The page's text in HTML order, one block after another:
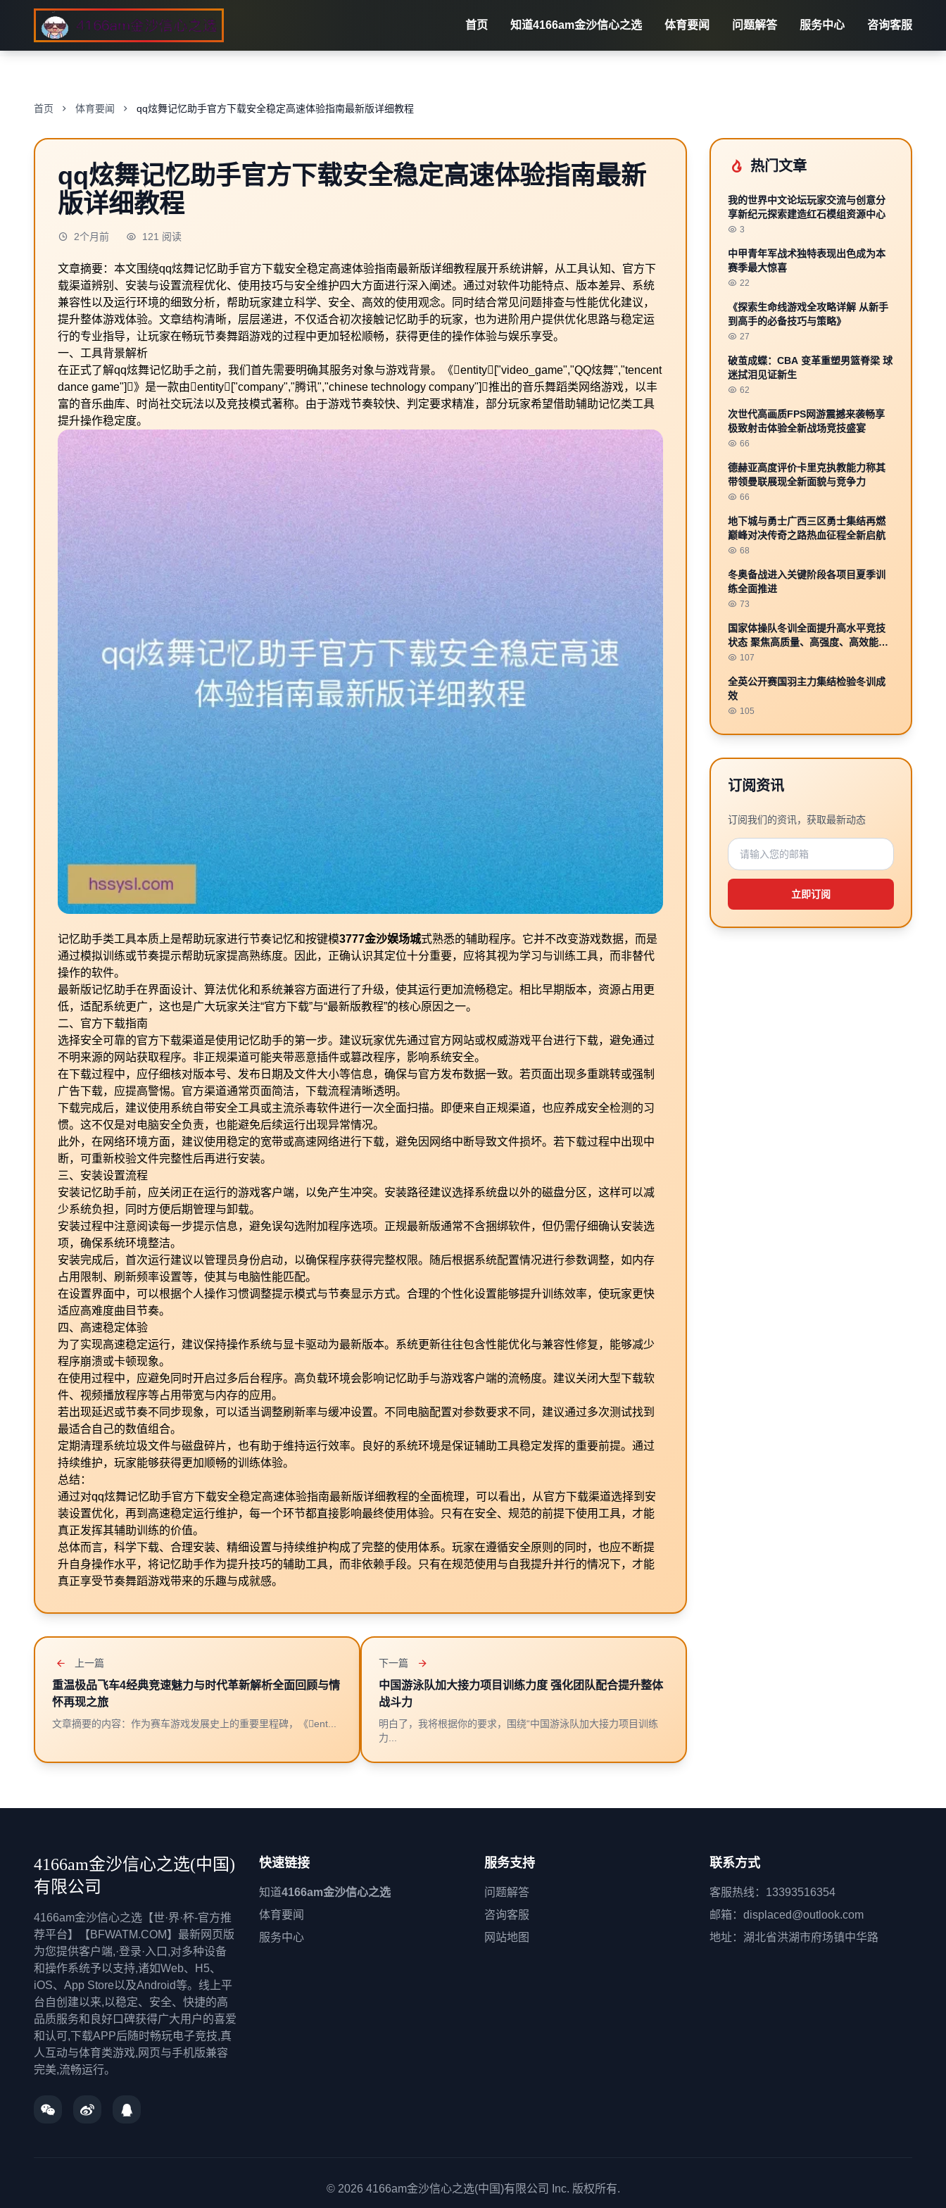
首页 知道4166am金沙信心之选 体育要闻 问题解答 服务中心 咨询客服
首页 体育要闻 qq炫舞记忆助手官方下载安全稳定高速体验指南最新版详细教程
qq炫舞记忆助手官方下载安全稳定高速体验指南最新
版详细教程
2个月前 121 阅读
文章摘要：本文围绕qq炫舞记忆助手官方下载安全稳定高速体验指南最新版详细教程展开系统讲解，从工具认知、官方下
载渠道辨别、安装与设置流程优化、使用技巧与安全维护四大方面进行深入阐述。通过对软件功能特点、版本差异、系统
兼容性以及运行环境的细致分析，帮助玩家建立科学、安全、高效的使用观念。同时结合常见问题排查与性能优化建议，
提升整体游戏体验。文章结构清晰，层层递进，不仅适合初次接触记忆助手的玩家，也为进阶用户提供优化思路与稳定运
行的专业指导，让玩家在畅玩节奏舞蹈游戏的过程中更加轻松顺畅，获得更佳的操作体验与娱乐享受。
一、工具背景解析
在正式了解qq炫舞记忆助手之前，我们首先需要明确其服务对象与游戏背景。《entity["video_game","QQ炫舞","tencent
dance game"]》是一款由entity["company","腾讯","chinese technology company"]推出的音乐舞蹈类网络游戏，以丰
富的音乐曲库、时尚社交玩法以及竞技模式著称。由于游戏节奏较快、判定要求精准，部分玩家希望借助辅助记忆类工具
提升操作稳定度。
记忆助手类工具本质上是帮助玩家进行节奏记忆和按键模3777金沙娱场城式熟悉的辅助程序。它并不改变游戏数据，而是
通过模拟训练或节奏提示帮助玩家提高熟练度。因此，正确认识其定位十分重要，应将其视为学习与训练工具，而非替代
操作的软件。
最新版记忆助手在界面设计、算法优化和系统兼容方面进行了升级，使其运行更加流畅稳定。相比早期版本，资源占用更
低，适配系统更广，这也是广大玩家关注“官方下载”与“最新版教程”的核心原因之一。
二、官方下载指南
选择安全可靠的官方下载渠道是使用记忆助手的第一步。建议玩家优先通过官方网站或权威游戏平台进行下载，避免通过
不明来源的网站获取程序。非正规渠道可能夹带恶意插件或篡改程序，影响系统安全。
在下载过程中，应仔细核对版本号、发布日期及文件大小等信息，确保与官方发布数据一致。若页面出现多重跳转或强制
广告下载，应提高警惕。官方渠道通常页面简洁，下载流程清晰透明。
下载完成后，建议使用系统自带安全工具或主流杀毒软件进行一次全面扫描。即便来自正规渠道，也应养成安全检测的习
惯。这不仅是对电脑安全负责，也能避免后续运行出现异常情况。
此外，在网络环境方面，建议使用稳定的宽带或高速网络进行下载，避免因网络中断导致文件损坏。若下载过程中出现中
断，可重新校验文件完整性后再进行安装。
三、安装设置流程
安装记忆助手前，应关闭正在运行的游戏客户端，以免产生冲突。安装路径建议选择系统盘以外的磁盘分区，这样可以减
少系统负担，同时方便后期管理与卸载。
安装过程中注意阅读每一步提示信息，避免误勾选附加程序选项。正规最新版通常不含捆绑软件，但仍需仔细确认安装选
项，确保系统环境整洁。
安装完成后，首次运行建议以管理员身份启动，以确保程序获得完整权限。随后根据系统配置情况进行参数调整，如内存
占用限制、刷新频率设置等，使其与电脑性能匹配。
在设置界面中，可以根据个人操作习惯调整提示模式与节奏显示方式。合理的个性化设置能够提升训练效率，使玩家更快
适应高难度曲目节奏。
四、高速稳定体验
为了实现高速稳定运行，建议保持操作系统与显卡驱动为最新版本。系统更新往往包含性能优化与兼容性修复，能够减少
程序崩溃或卡顿现象。
在使用过程中，应避免同时开启过多后台程序。高负载环境会影响记忆助手与游戏客户端的流畅度。建议关闭大型下载软
件、视频播放程序等占用带宽与内存的应用。
若出现延迟或节奏不同步现象，可以适当调整刷新率与缓冲设置。不同电脑配置对参数要求不同，建议通过多次测试找到
最适合自己的数值组合。
定期清理系统垃圾文件与磁盘碎片，也有助于维持运行效率。良好的系统环境是保证辅助工具稳定发挥的重要前提。通过
持续维护，玩家能够获得更加顺畅的训练体验。
总结：
通过对qq炫舞记忆助手官方下载安全稳定高速体验指南最新版详细教程的全面梳理，可以看出，从官方下载渠道选择到安
装设置优化，再到高速稳定运行维护，每一个环节都直接影响最终使用体验。只有在安全、规范的前提下使用工具，才能
真正发挥其辅助训练的价值。
总体而言，科学下载、合理安装、精细设置与持续维护构成了完整的使用体系。玩家在遵循安全原则的同时，也应不断提
升自身操作水平，将记忆助手作为提升技巧的辅助工具，而非依赖手段。只有在规范使用与自我提升并行的情况下，才能
真正享受节奏舞蹈游戏带来的乐趣与成就感。
上一篇
重温极品飞车4经典竞速魅力与时代革新解析全面回顾与情
怀再现之旅
文章摘要的内容：作为赛车游戏发展史上的重要里程碑，《ent...
下一篇
中国游泳队加大接力项目训练力度 强化团队配合提升整体
战斗力
明白了，我将根据你的要求，围绕“中国游泳队加大接力项目训练
力...
热门文章
我的世界中文论坛玩家交流与创意分
享新纪元探索建造红石模组资源中心
3
中甲青年军战术独特表现出色成为本
赛季最大惊喜
22
《探索生命线游戏全攻略详解 从新手
到高手的必备技巧与策略》
27
破茧成蝶：CBA 变革重塑男篮脊梁 球
迷拭泪见证新生
62
次世代高画质FPS网游震撼来袭畅享
极致射击体验全新战场竞技盛宴
66
德赫亚高度评价卡里克执教能力称其
带领曼联展现全新面貌与竞争力
66
地下城与勇士广西三区勇士集结再燃
巅峰对决传奇之路热血征程全新启航
68
冬奥备战进入关键阶段各项目夏季训
练全面推进
73
国家体操队冬训全面提升高水平竞技
状态 聚焦高质量、高强度、高效能的
训练目标
107
全英公开赛国羽主力集结检验冬训成
效
105
订阅资讯
订阅我们的资讯，获取最新动态
立即订阅
4166am金沙信心之选(中国)
有限公司
4166am金沙信心之选【世·界·杯-官方推
荐平台】【BFWATM.COM】最新网页版
为您提供客户端,·登录·入口,对多种设备
和操作系统予以支持,诸如Web、H5、
iOS、App Store以及Android等。线上平
台自创建以来,以稳定、安全、快捷的高
品质服务和良好口碑获得广大用户的喜爱
和认可,下载APP后随时畅玩电子竞技,真
人互动与体育类游戏,网页与手机版兼容
完美,流畅运行。
快速链接
知道4166am金沙信心之选
体育要闻
服务中心
服务支持
问题解答
咨询客服
网站地图
联系方式
客服热线：13393516354
邮箱：displaced@outlook.com
地址：湖北省洪湖市府场镇中华路
© 2026 4166am金沙信心之选(中国)有限公司 Inc. 版权所有.